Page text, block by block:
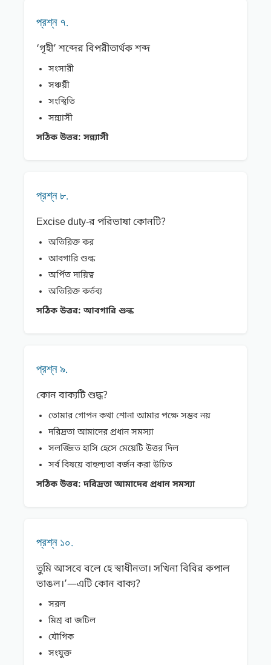
প্রশ্ন ৭.
‘গৃহী’ শব্দের বিপরীতার্থক শব্দ
সংসারী
সঞ্চয়ী
সংস্থিতি
সন্ন্যাসী
সঠিক উত্তর: সন্ন্যাসী
প্রশ্ন ৮.
Excise duty-র পরিভাষা কোনটি?
অতিরিক্ত কর
আবগারি শুল্ক
অর্পিত দায়িত্ব
অতিরিক্ত কর্তব্য
সঠিক উত্তর: আবগারি শুল্ক
প্রশ্ন ৯.
কোন বাক্যটি শুদ্ধ?
তােমার গােপন কথা শােনা আমার পক্ষে সম্ভব নয়
দরিদ্রতা আমাদের প্রধান সমস্যা
সলজ্জিত হাসি হেসে মেয়েটি উত্তর দিল
সর্ব বিষয়ে বাহুল্যতা বর্জন করা উচিত
সঠিক উত্তর: দরিদ্রতা আমাদের প্রধান সমস্যা
প্রশ্ন ১০.
তুমি আসবে বলে হে স্বাধীনতা। সখিনা বিবির কপাল
ভাঙল।’—এটি কোন বাক্য?
সরল
মিশ্র বা জটিল
যৌগিক
সংযুক্ত